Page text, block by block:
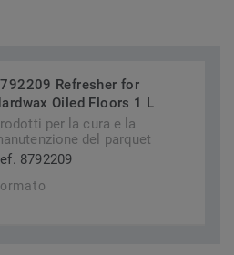
Refresher for
Oiled Floors 1 L
per la cura e la
del parquet
8792209